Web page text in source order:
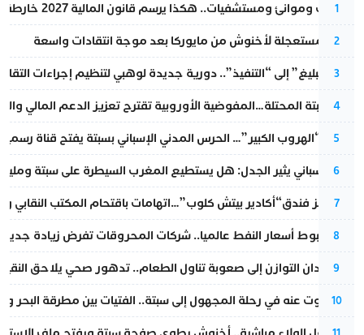
1
قطارات وموانئ ومستشفيات.. هكذا يرسم قانون المالية 2027 خارطة المغرب المقبل
2
عودة مستعجلة لأخنوش من مايوركا بعد موجة انتقادات واسعة
3
من “التبليغ” إلى “التنفيذ”.. دورية جديدة لوهبي لتنظيم إجراءات
4
أزمة سبتة المحتلة…المفوضية الأوروبية تقترح تعزيز الدعم المالي
5
عملية “الهروب الكبير”… الحرس المدني الإسباني بسبتة يفتح قناة
6
تقرير إسباني يثير الجدل: هل يستطيع المغرب السيطرة على سبتة
7
أزمة تهز فندق“أكادير بيتش كلوب”…اتهامات باقتحام المكتب النقابي
8
رغم هبوط أسعار النفط عالميا.. شركات المحروقات تفرض زيادة
9
من فقدان التوازن إلى صعوبة تناول الطعام.. تدهور صحي يلاحق النقيب
10
المسكوت عنه في رحلة المجهول إلى سبتة.. الفتيات بين مطرقة البحر